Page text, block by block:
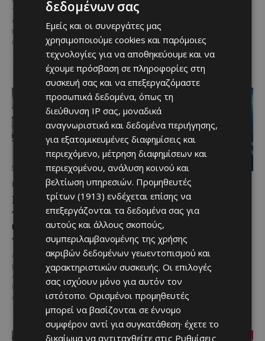
τους Masters of Wine, η κάβα της
εταιρείας συνδυάζει εξαιρετική
ποικιλία, διεθνείς διακρίσεις
και...
Έργο προϋπολογισμού €9,2 εκατ.
με συγχρηματοδότηση από την
Ε.Ε. Με τελετή που
πραγματοποιήθηκε το πρωί της
Πέμπτης, 6 Αυγούστου...
ΜΈΝΟΥΜΕ ΕΝΗΜΕΡΩΜΈΝΟΙ
Η Mercedes-Benz
γιορτάζει έναν αιώνα
ιστορίας και κοιτάζει
προς το μέλλον
Λίγες αυτοκινητοβιομηχανίες
μπορούν να ισχυριστούν ότι το
όνομά τους έγινε συνώνυμο της
ίδιας της ιστορίας του
αυτοκινήτου. Η...
ΜΈΝΟΥΜΕ ΕΝΗΜΕΡΩΜΈΝΟΙ
Ο τουρισμός ως εθνική
υπόθεση
Του Γιάννου Πανταζή* Είναι κοινή
πεποίθηση ότι ο τουρισμός
αποτελεί μία από τις
σημαντικότερες βιομηχανίες της
Κύπρου και διαχρονικά...
δεδομένων σας
Εμείς και οι συνεργάτες μας
χρησιμοποιούμε cookies και παρόμοιες
τεχνολογίες για να αποθηκεύουμε και να
έχουμε πρόσβαση σε πληροφορίες στη
συσκευή σας και να επεξεργαζόμαστε
προσωπικά δεδομένα, όπως τη
διεύθυνση IP σας, μοναδικά
αναγνωριστικά και δεδομένα περιήγησης,
για εξατομικευμένες διαφημίσεις και
περιεχόμενο, μέτρηση διαφημίσεων και
περιεχομένου, ανάλυση κοινού και
βελτίωση υπηρεσιών. Προμηθευτές
τρίτων (1913) ενδέχεται επίσης να
επεξεργάζονται τα δεδομένα σας για
αυτούς και άλλους σκοπούς,
συμπεριλαμβανομένης της χρήσης
ακριβών δεδομένων γεωεντοπισμού και
χαρακτηριστικών συσκευής. Οι επιλογές
σας ισχύουν μόνο για αυτόν τον
ιστότοπο. Ορισμένοι προμηθευτές
μπορεί να βασίζονται σε έννομο
συμφέρον αντί για συγκατάθεση· έχετε το
δικαίωμα να αντιταχθείτε στις Ρυθμίσεις